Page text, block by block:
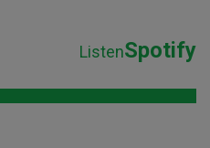
ListenSpotify